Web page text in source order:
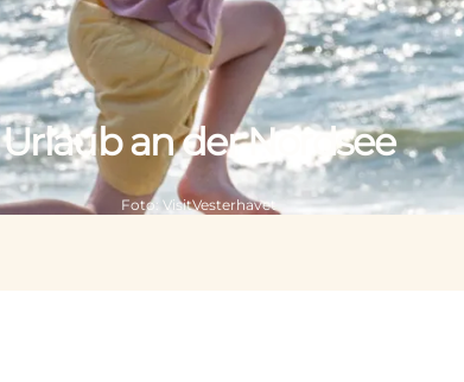
Urlaub an der Nordsee
Foto: VisitVesterhavet